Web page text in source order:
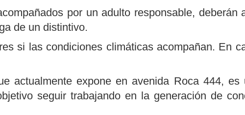
por un adulto responsable, deberán
de un distintivo.
si las condiciones climáticas acompañan. En
actualmente expone en avenida Roca 444, es
seguir trabajando en la generación de